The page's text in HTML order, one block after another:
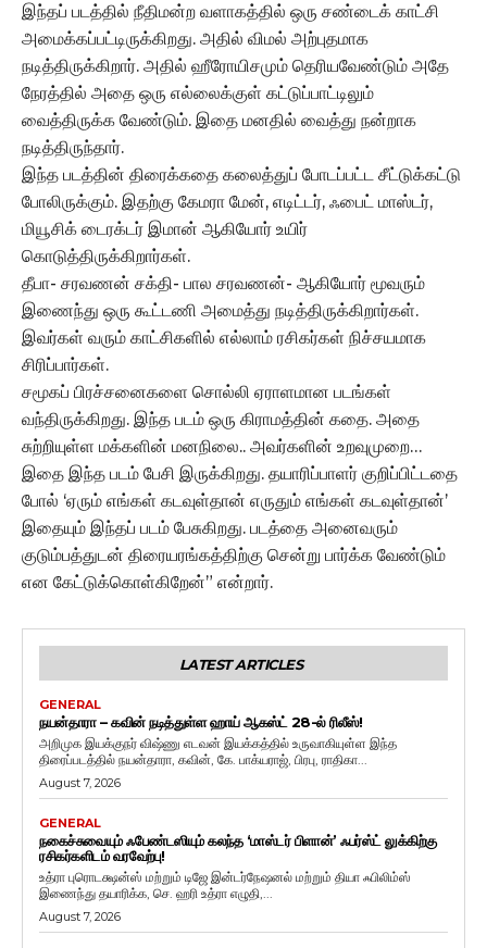
இந்தப் படத்தில் நீதிமன்ற வளாகத்தில் ஒரு சண்டைக் காட்சி
அமைக்கப்பட்டிருக்கிறது. அதில் விமல் அற்புதமாக
நடித்திருக்கிறார். அதில் ஹீரோயிசமும் தெரியவேண்டும் அதே
நேரத்தில் அதை ஒரு எல்லைக்குள் கட்டுப்பாட்டிலும்
வைத்திருக்க வேண்டும். இதை மனதில் வைத்து நன்றாக
நடித்திருந்தார்.
இந்த படத்தின் திரைக்கதை கலைத்துப் போடப்பட்ட சீட்டுக்கட்டு
போலிருக்கும்.‌ இதற்கு கேமரா மேன், எடிட்டர், ஃபைட் மாஸ்டர்,
மியூசிக் டைரக்டர் இமான் ஆகியோர் உயிர்
கொடுத்திருக்கிறார்கள்.
தீபா- சரவணன் சக்தி- பால சரவணன்- ஆகியோர் மூவரும்
இணைந்து ஒரு கூட்டணி அமைத்து நடித்திருக்கிறார்கள்.
இவர்கள் வரும் காட்சிகளில் எல்லாம் ரசிகர்கள் நிச்சயமாக
சிரிப்பார்கள்.
சமூகப் பிரச்சனைகளை சொல்லி ஏராளமான படங்கள்
வந்திருக்கிறது. இந்த படம் ஒரு கிராமத்தின் கதை. அதை
சுற்றியுள்ள மக்களின் மனநிலை.. அவர்களின் உறவுமுறை…
இதை இந்த படம் பேசி இருக்கிறது. தயாரிப்பாளர் குறிப்பிட்டதை
போல் ‘ஏரும் எங்கள் கடவுள்தான் எருதும் எங்கள் கடவுள்தான்’
இதையும் இந்தப் படம் பேசுகிறது. படத்தை அனைவரும்
குடும்பத்துடன் திரையரங்கத்திற்கு சென்று பார்க்க வேண்டும்
என கேட்டுக்கொள்கிறேன்” என்றார்.
LATEST ARTICLES
GENERAL
நயன்தாரா – கவின் நடித்துள்ள ஹாய் ஆகஸ்ட் 28-ல் ரிலீஸ்!
அறிமுக இயக்குநர் விஷ்ணு எடவன் இயக்கத்தில் உருவாகியுள்ள இந்த
திரைப்படத்தில் நயன்தாரா, கவின், கே. பாக்யராஜ், பிரபு, ராதிகா...
August 7, 2026
GENERAL
நகைச்சுவையும் ஃபேண்டஸியும் கலந்த ‘மாஸ்டர் பிளான்’ ஃபர்ஸ்ட் லுக்கிற்கு
ரசிகர்களிடம் வரவேற்பு!
உத்ரா புரொடக்ஷன்ஸ் மற்றும் டிஜே இன்டர்நேஷனல் மற்றும் தியா ஃபிலிம்ஸ்
இணைந்து தயாரிக்க, செ. ஹரி உத்ரா எழுதி,...
August 7, 2026